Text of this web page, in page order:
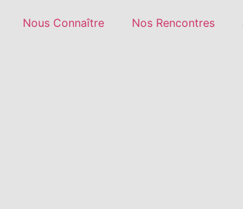
Nous Connaître Nos Rencontres